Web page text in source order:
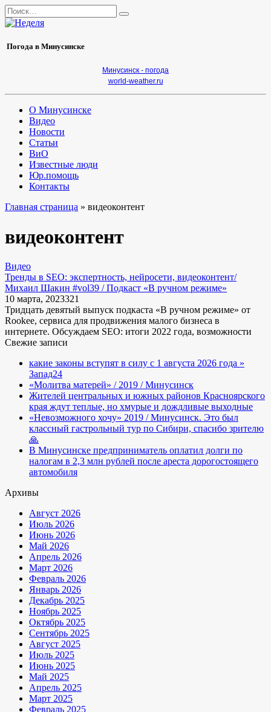
Перейти
к
содержанию
Search
for:
Погода в Минусинске
Минусинск - погода
world-weather.ru
О Минусинске
Видео
Новости
Статьи
ВиО
Известные люди
Юр.помощь
Контакты
Главная страница » видеоконтент
видеоконтент
Видео
Тренды в SEO: экспертность, нейросети, видеоконтент/
Михаил Шакин #vol39 / Подкаст «В ручном режиме»
10 марта, 2023321
Тридцать девятый выпуск подкаста «В ручном режиме» от
Rookee, сервиса для продвижения малого бизнеса в
интернете. Обсуждаем SEO: итоги 2022 года, возможности
Свежие записи
какие законы вступят в силу с 1 августа 2026 года »
Запад24
«Молитва матерей» / 2019 / Минусинск
Жителей центральных и южных районов Красноярского
края ждут теплые, но хмурые и дождливые выходные
«Невозможного хочу» 2019 / Минусинск. Это был
классный гастрольный тур по Сибири, спасибо зрителю
🙏
В Минусинске предприниматель оплатил долги по
налогам в 2,3 млн рублей после ареста дорогостоящего
автомобиля
Архивы
Август 2026
Июль 2026
Июнь 2026
Май 2026
Апрель 2026
Март 2026
Февраль 2026
Январь 2026
Декабрь 2025
Ноябрь 2025
Октябрь 2025
Сентябрь 2025
Август 2025
Июль 2025
Июнь 2025
Май 2025
Апрель 2025
Март 2025
Февраль 2025